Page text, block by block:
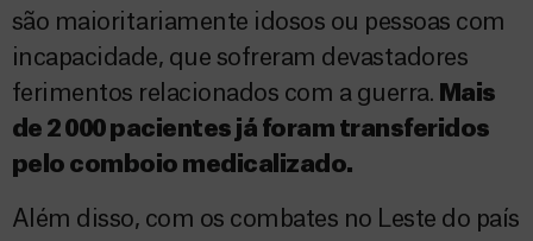
são maioritariamente idosos ou pessoas com
incapacidade, que sofreram devastadores
ferimentos relacionados com a guerra. Mais
de 2 000 pacientes já foram transferidos
pelo comboio medicalizado.
Além disso, com os combates no Leste do país